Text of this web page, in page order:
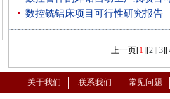
数控铣铝床项目可行性研究报告
上一页[1][2][3][
关于我们 联系我们 常见问题